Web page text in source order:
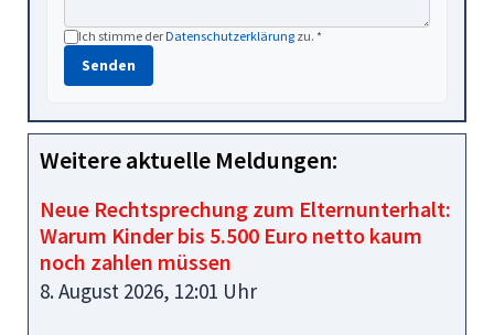
Ich stimme derDatenschutzerklärung zu. *
Senden
Weitere aktuelle Meldungen:
Neue Rechtsprechung zum Elternunterhalt:
Warum Kinder bis 5.500 Euro netto kaum
noch zahlen müssen
8. August 2026, 12:01 Uhr